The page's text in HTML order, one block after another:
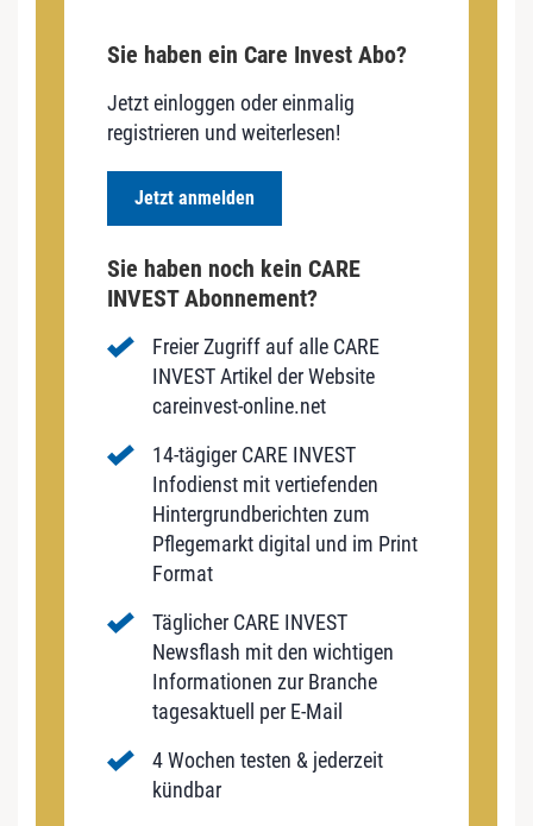
Sie haben ein Care Invest Abo?
Jetzt einloggen oder einmalig
registrieren und weiterlesen!
Jetzt anmelden
Sie haben noch kein CARE
INVEST Abonnement?
Freier Zugriff auf alle CARE
INVEST Artikel der Website
careinvest-online.net
14-tägiger CARE INVEST
Infodienst mit vertiefenden
Hintergrundberichten zum
Pflegemarkt digital und im Print
Format
Täglicher CARE INVEST
Newsflash mit den wichtigen
Informationen zur Branche
tagesaktuell per E-Mail
4 Wochen testen & jederzeit
kündbar